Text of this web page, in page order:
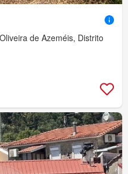
de Azeméis, Distrito